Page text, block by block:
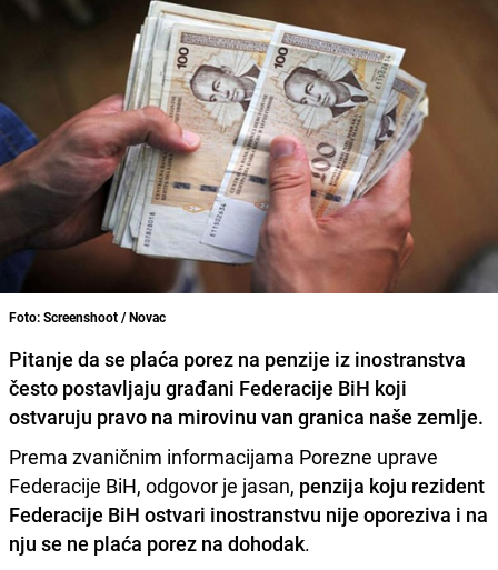
Foto: Screenshoot / Novac
Pitanje da se plaća porez na penzije iz inostranstva
često postavljaju građani Federacije BiH koji
ostvaruju pravo na mirovinu van granica naše zemlje.
Prema zvaničnim informacijama Porezne uprave
Federacije BiH, odgovor je jasan, penzija koju rezident
Federacije BiH ostvari inostranstvu nije oporeziva i na
nju se ne plaća porez na dohodak.